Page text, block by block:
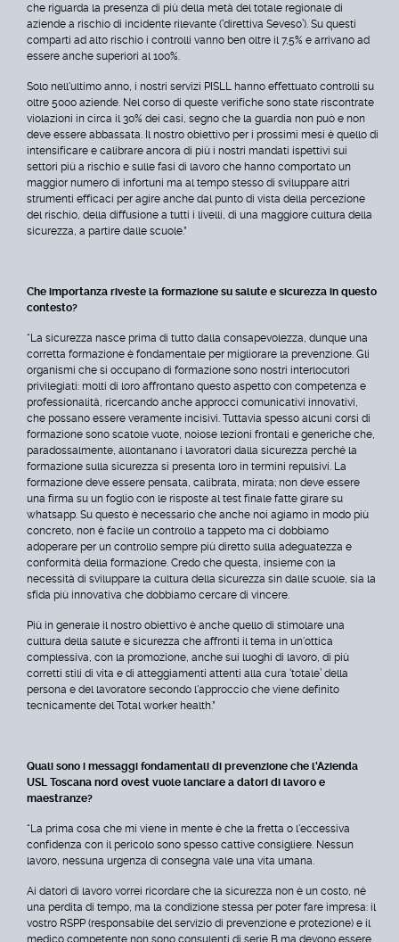
che riguarda la presenza di più della metà del totale regionale di
aziende a rischio di incidente rilevante (‘direttiva Seveso’). Su questi
comparti ad alto rischio i controlli vanno ben oltre il 7,5% e arrivano ad
essere anche superiori al 100%.
Solo nell'ultimo anno, i nostri servizi PISLL hanno effettuato controlli su
oltre 5000 aziende. Nel corso di queste verifiche sono state riscontrate
violazioni in circa il 30% dei casi, segno che la guardia non può e non
deve essere abbassata. Il nostro obiettivo per i prossimi mesi è quello di
intensificare e calibrare ancora di più i nostri mandati ispettivi sui
settori più a rischio e sulle fasi di lavoro che hanno comportato un
maggior numero di infortuni ma al tempo stesso di sviluppare altri
strumenti efficaci per agire anche dal punto di vista della percezione
del rischio, della diffusione a tutti i livelli, di una maggiore cultura della
sicurezza, a partire dalle scuole.”
Che importanza riveste la formazione su salute e sicurezza in questo
contesto?
“La sicurezza nasce prima di tutto dalla consapevolezza, dunque una
corretta formazione è fondamentale per migliorare la prevenzione. Gli
organismi che si occupano di formazione sono nostri interlocutori
privilegiati: molti di loro affrontano questo aspetto con competenza e
professionalità, ricercando anche approcci comunicativi innovativi,
che possano essere veramente incisivi. Tuttavia spesso alcuni corsi di
formazione sono scatole vuote, noiose lezioni frontali e generiche che,
paradossalmente, allontanano i lavoratori dalla sicurezza perché la
formazione sulla sicurezza si presenta loro in termini repulsivi. La
formazione deve essere pensata, calibrata, mirata; non deve essere
una firma su un foglio con le risposte al test finale fatte girare su
whatsapp. Su questo è necessario che anche noi agiamo in modo più
concreto, non è facile un controllo a tappeto ma ci dobbiamo
adoperare per un controllo sempre più diretto sulla adeguatezza e
conformità della formazione. Credo che questa, insieme con la
necessità di sviluppare la cultura della sicurezza sin dalle scuole, sia la
sfida più innovativa che dobbiamo cercare di vincere.
Più in generale il nostro obiettivo è anche quello di stimolare una
cultura della salute e sicurezza che affronti il tema in un'ottica
complessiva, con la promozione, anche sui luoghi di lavoro, di più
corretti stili di vita e di atteggiamenti attenti alla cura ‘totale’ della
persona e del lavoratore secondo l'approccio che viene definito
tecnicamente del Total worker health.”
Quali sono i messaggi fondamentali di prevenzione che l'Azienda
USL Toscana nord ovest vuole lanciare a datori di lavoro e
maestranze?
“La prima cosa che mi viene in mente è che la fretta o l'eccessiva
confidenza con il pericolo sono spesso cattive consigliere. Nessun
lavoro, nessuna urgenza di consegna vale una vita umana.
Ai datori di lavoro vorrei ricordare che la sicurezza non è un costo, né
una perdita di tempo, ma la condizione stessa per poter fare impresa: il
vostro RSPP (responsabile del servizio di prevenzione e protezione) e il
medico competente non sono consulenti di serie B ma devono essere